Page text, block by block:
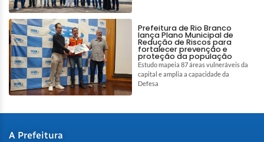
Prefeitura de Rio Branco
lança Plano Municipal de
Redução de Riscos para
fortalecer prevenção e
proteção da população
Estudo mapeia 87 áreas vulneráveis da
capital e amplia a capacidade da
Defesa
A Prefeitura